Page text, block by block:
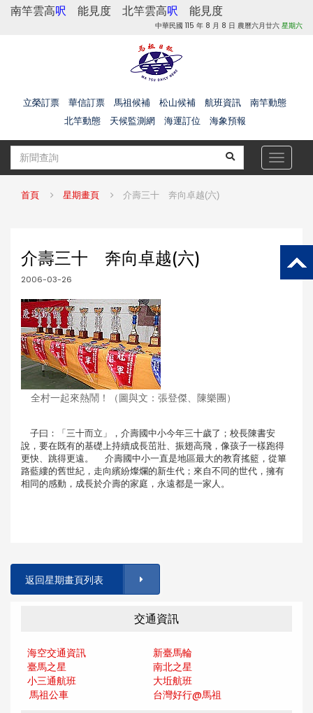
南竿雲高呎 能見度 北竿雲高呎 能見度
中華民國 115 年 8 月 8 日 農曆六月廿六 星期六
立榮訂票 華信訂票 馬祖候補 松山候補 航班資訊
南竿動態
北竿動態
天候監測網 海運訂位 海象預報
Toggle
首頁 星期畫頁 介壽三十 奔向卓越(六)
介壽三十 奔向卓越(六)
2006-03-26
全村一起來熱鬧！（圖與文：張登傑、陳樂團）
子曰：「三十而立」，介壽國中小今年三十歲了；校長陳書安
說，要在既有的基礎上持續成長茁壯、振翅高飛，像孩子一樣跑得
更快、跳得更遠。 介壽國中小一直是地區最大的教育搖籃，從篳
路藍縷的舊世紀，走向繽紛燦爛的新生代；來自不同的世代，擁有
相同的感動，成長於介壽的家庭，永遠都是一家人。
返回星期畫頁列表
交通資訊
海空交通資訊
新臺馬輪
臺馬之星
南北之星
小三通航班
大坵航班
馬祖公車
台灣好行@馬祖